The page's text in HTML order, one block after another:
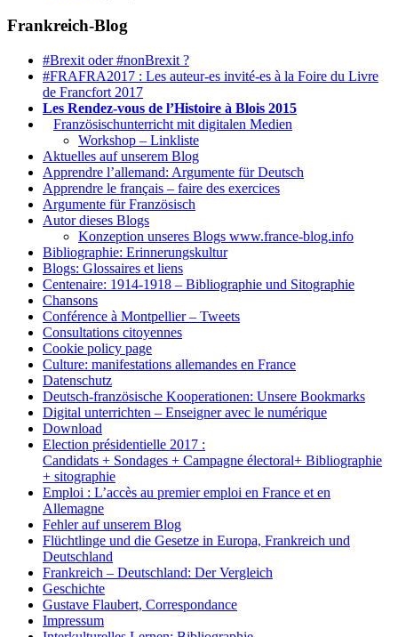
Frankreich-Blog
#Brexit oder #nonBrexit ?
#FRAFRA2017 : Les auteur-es invité-es à la Foire du Livre
de Francfort 2017
Les Rendez-vous de l’Histoire à Blois 2015
Französischunterricht mit digitalen Medien
Workshop – Linkliste
Aktuelles auf unserem Blog
Apprendre l’allemand: Argumente für Deutsch
Apprendre le français – faire des exercices
Argumente für Französisch
Autor dieses Blogs
Konzeption unseres Blogs www.france-blog.info
Bibliographie: Erinnerungskultur
Blogs: Glossaires et liens
Centenaire: 1914-1918 – Bibliographie und Sitographie
Chansons
Conférence à Montpellier – Tweets
Consultations citoyennes
Cookie policy page
Culture: manifestations allemandes en France
Datenschutz
Deutsch-französische Kooperationen: Unsere Bookmarks
Digital unterrichten – Enseigner avec le numérique
Download
Election présidentielle 2017 :
Candidats + Sondages + Campagne électoral+ Bibliographie
+ sitographie
Emploi : L’accès au premier emploi en France et en
Allemagne
Fehler auf unserem Blog
Flüchtlinge und die Gesetze in Europa, Frankreich und
Deutschland
Frankreich – Deutschland: Der Vergleich
Geschichte
Gustave Flaubert, Correspondance
Impressum